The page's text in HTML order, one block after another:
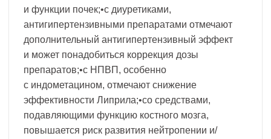
и функции почек;•с диуретиками,
антигипертензивными препаратами отмечают
дополнительный антигипертензивный эффект
и может понадобиться коррекция дозы
препаратов;•с НПВП, особенно
с индометацином, отмечают снижение
эффективности Липрила;•со средствами,
подавляющими функцию костного мозга,
повышается риск развития нейтропении и/